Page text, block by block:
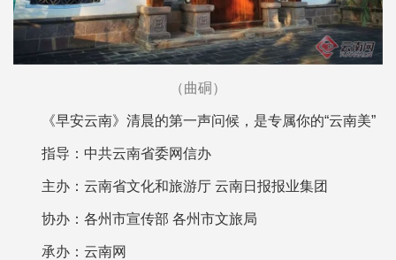
（曲硐）
《早安云南》清晨的第一声问候，是专属你的“云南美”
指导：中共云南省委网信办
主办：云南省文化和旅游厅 云南日报报业集团
协办：各州市宣传部 各州市文旅局
承办：云南网